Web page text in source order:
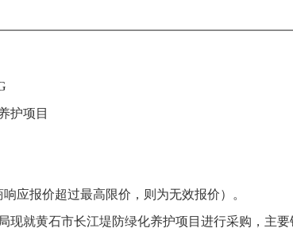
护项目
响应报价超过最高限价，则为无效报价）
。
现就黄石市长江堤防绿化养护项目进行采购，主